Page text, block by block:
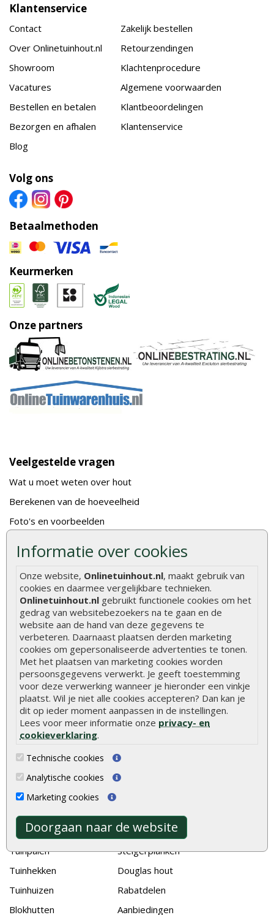
Informatie over cookies
Onze website, Onlinetuinhout.nl, maakt gebruik van
cookies en daarmee vergelijkbare technieken.
Onlinetuinhout.nl gebruikt functionele cookies om het
gedrag van websitebezoekers na te gaan en de
website aan de hand van deze gegevens te
verbeteren. Daarnaast plaatsen derden marketing
cookies om gepersonaliseerde advertenties te tonen.
Met het plaatsen van marketing cookies worden
persoonsgegevens verwerkt. Je geeft toestemming
voor deze verwerking wanneer je hieronder een vinkje
plaatst. Wil je niet alle cookies accepteren? Dan kan je
dit op ieder moment aanpassen in de instellingen.
Lees voor meer informatie onze privacy- en
cookieverklaring.
Technische cookies
Analytische cookies
Marketing cookies
Doorgaan naar de website
Klantenservice
Contact
Over Onlinetuinhout.nl
Showroom
Vacatures
Bestellen en betalen
Bezorgen en afhalen
Blog
Zakelijk bestellen
Retourzendingen
Klachtenprocedure
Algemene voorwaarden
Klantbeoordelingen
Klantenservice
Volg ons
Betaalmethoden
Keurmerken
Onze partners
Veelgestelde vragen
Wat u moet weten over hout
Berekenen van de hoeveelheid
Foto's en voorbeelden
Gekeurd hout
De fundering van een vlonder leggen
Hoe zelf een houten overkapping maken
Hoe zelf een vlonder leggen
Hoe betonpaal plaatsen
Hoe schutting plaatsen
De 9 beste tuinschermen van Onlinetuinhout.nl
Stijlvolle houtsoorten voor in de tuin
Duurzame tuin
Welke palen voor een schapenhek
Alle populaire categorieën
Tuinhout
Vlonderplanken
Tuinpalen
Tuinhekken
Tuinhuizen
Blokhutten
Schuttingplanken
Steigerplanken
Douglas hout
Rabatdelen
Aanbiedingen